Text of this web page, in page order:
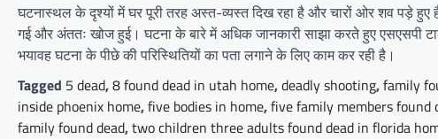
घटनास्थल के दृश्यों में घर पूरी तरह अस्त-व्यस्त दिख रहा है और चारों ओर शव पड़े हुए
गई और अंततः खोज हुई। घटना के बारे में अधिक जानकारी साझा करते हुए एसएसपी
भयावह घटना के पीछे की परिस्थितियों का पता लगाने के लिए काम कर रही है।
Tagged 5 dead,8 found dead in utah home,deadly shooting,family
inside phoenix home,five bodies in home,five family members found
family found dead,two children three adults found dead in florida